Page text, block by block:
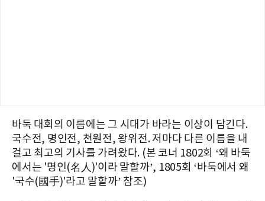
바둑 대회의 이름에는 그 시대가 바라는 이상이 담긴다.
국수전, 명인전, 천원전, 왕위전. 저마다 다른 이름을 내
걸고 최고의 기사를 가려왔다. (본 코너 1802회 ‘왜 바둑
에서는 '명인(名人)'이라 말할까’, 1805회 ‘바둑에서 왜
'국수(國手)'라고 말할까’ 참조)